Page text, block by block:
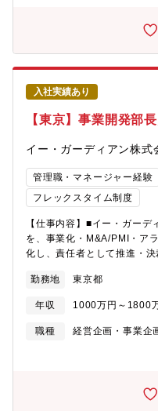
価値を提供しています。プ
て、今後の事業拡大におい
に取り組んでおり、新しい
「攻め」の経営を実践して
ることを大事にしています
方は、非常に面白いと思い
求めています。
入社実績あり
【東京】事業開発部
イー・ガーディアン株式
管理職・マネージャー経験
フレックスタイム制度
【仕事内容】■イー・ガー
を、事業化・M&A/PMI・ア
化し、責任者として推進・
のシナジー創出など、事業
ただきます。■戦略立案だけ
連部門、管理部門などを巻
任を持つ役割です。＜具体
ス戦略の検討、候補先探索
ジェクト推進■市場・競合・
索・整理【募集背景】・イ
勤務地 東京都
年収 1000万円～1800
職種
経営企画・事業企